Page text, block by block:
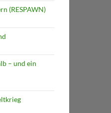
(RESPAWN)
– und ein